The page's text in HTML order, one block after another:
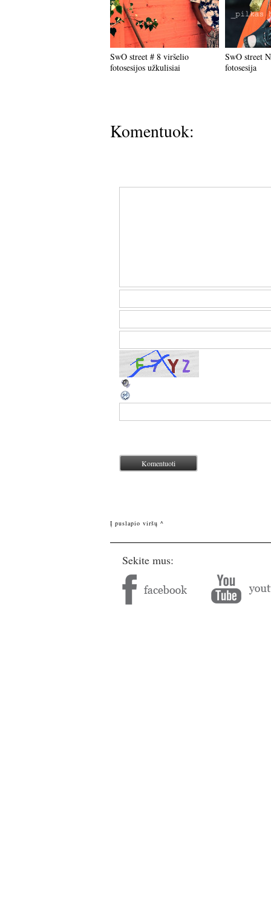
SwO street # 8 viršelio
fotosesijos užkulisiai
SwO street
fotosesija
Komentuok:
Į puslapio viršų ^
Sekite mus: